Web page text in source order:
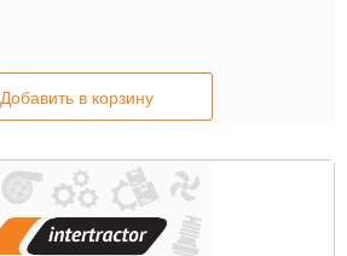
Добавить в корзину